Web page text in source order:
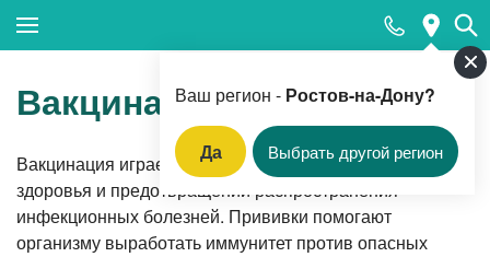
Ваш регион - Ростов-на-Дону?
Да Выбрать другой регион
Популярные запросы
Клинико-лабораторная диагностика (анализы)
Вакцинация
Вакцинация играет ключевую роль в сохранении
здоровья и предотвращении распространения
инфекционных болезней. Прививки помогают
организму выработать иммунитет против опасных